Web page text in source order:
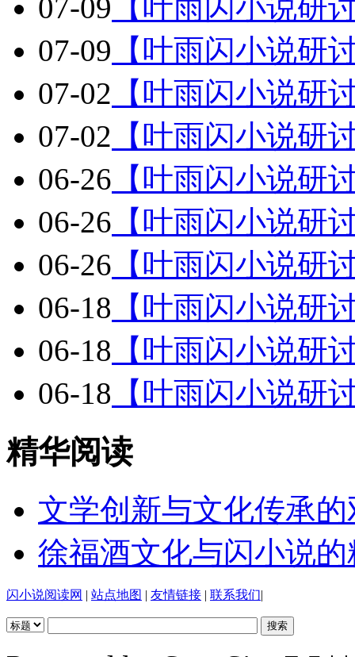
07-09 【叶雨闪小说研
07-09 【叶雨闪小说研
07-02 【叶雨闪小说研
07-02 【叶雨闪小说研
06-26 【叶雨闪小说研
06-26 【叶雨闪小说研
06-26 【叶雨闪小说研
06-18 【叶雨闪小说研
06-18 【叶雨闪小说研
06-18 【叶雨闪小说研
精华阅读
文学创新与文化传承
徐福酒文化与闪小说
闪小说阅读网 | 站点地图 | 友情链接 | 联系我们|